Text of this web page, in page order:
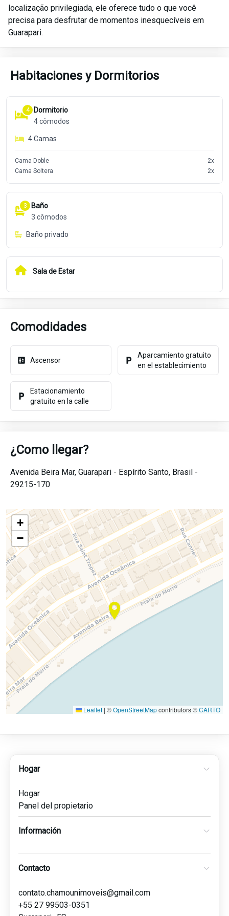
localização privilegiada, ele oferece tudo o que você
precisa para desfrutar de momentos inesquecíveis em
Guarapari.
Habitaciones y Dormitorios
4
Dormitorio
4cômodos
4 Camas
Cama Doble 2x
Cama Soltera
2x
3
Baño
3 cômodos
Baño privado
Sala de Estar
Comodidades
Ascensor
Aparcamiento gratuito
en el establecimiento
Estacionamiento
gratuito en la calle
¿Como llegar?
Avenida Beira Mar, Guarapari - Espírito Santo, Brasil -
29215-170
+
−
Leaflet | ©OpenStreetMapcontributors ©CARTO
Hogar
Hogar
Panel del propietario
Información
Contacto
contato.chamounimoveis@gmail.com
+55 27 99503-0351